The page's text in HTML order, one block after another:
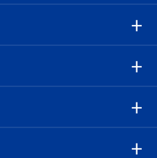
ガイド